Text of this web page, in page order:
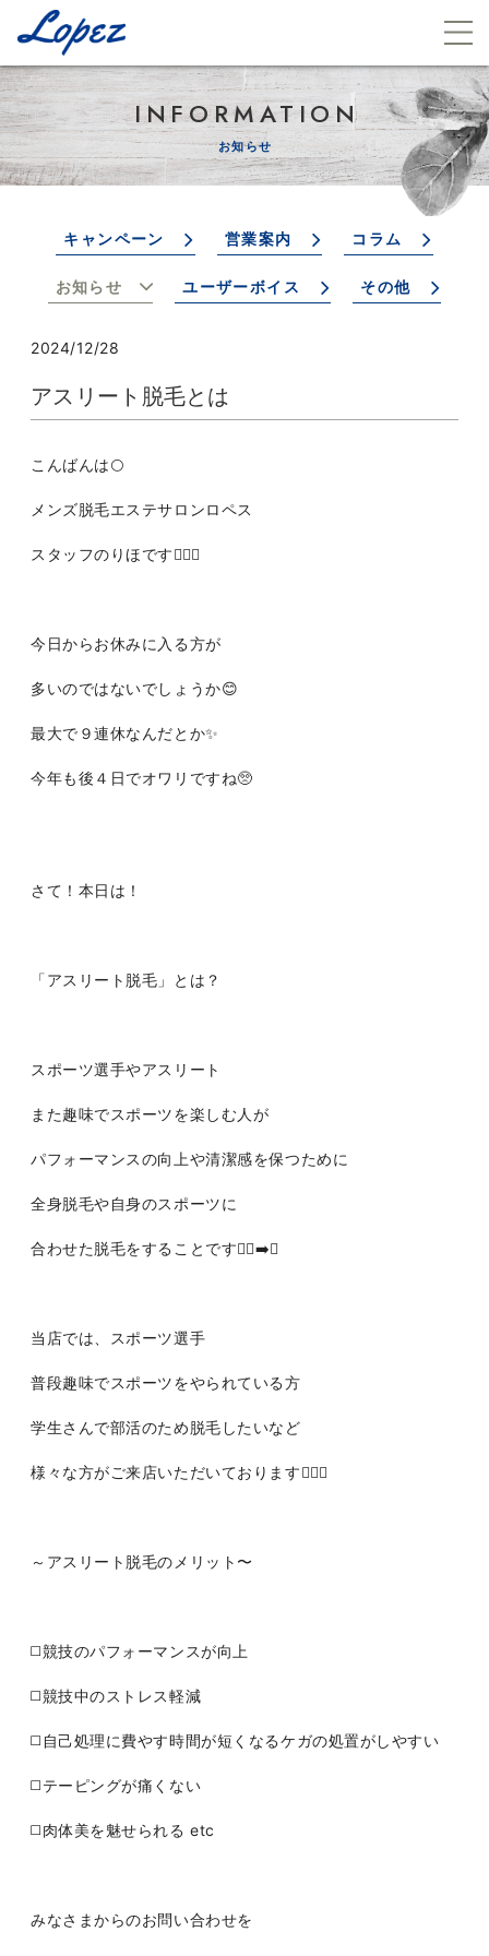
INFORMATION
お知らせ
キャンペーン 営業案内 コラム
お知らせ ユーザーボイス その他
2024/12/28
アスリート脱毛とは
こんばんは🌕
メンズ脱毛エステサロンロペス
スタッフのりほです👩🏻‍⚕️
今日からお休みに入る方が
多いのではないでしょうか😊
最大で９連休なんだとか✨
今年も後４日でオワリですね🥺
さて！本日は！
「アスリート脱毛」とは？
スポーツ選手やアスリート
また趣味でスポーツを楽しむ人が
パフォーマンスの向上や清潔感を保つために
全身脱毛や自身のスポーツに
合わせた脱毛をすることです🏃‍♀️‍➡️✨
当店では、スポーツ選手
普段趣味でスポーツをやられている方
学生さんで部活のため脱毛したいなど
様々な方がご来店いただいております🙂‍↕️✨
～アスリート脱毛のメリット〜
◻️競技のパフォーマンスが向上
◻️競技中のストレス軽減
◻️自己処理に費やす時間が短くなるケガの処置がしやすい
◻️テーピングが痛くない
◻️肉体美を魅せられる etc
みなさまからのお問い合わせを